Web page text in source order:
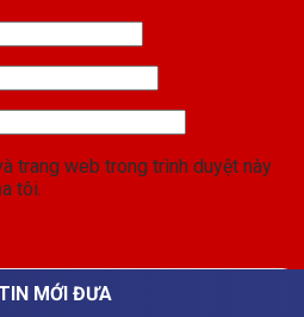
trang web trong trình duyệt này
tôi.
MỚI ĐƯA